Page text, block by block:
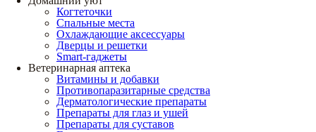
Когтеточки
Спальные места
Охлаждающие аксессуары
Дверцы и решетки
Smart-гаджеты
Ветеринарная аптека
Витамины и добавки
Противопаразитарные средства
Дерматологические препараты
Препараты для глаз и ушей
Препараты для суставов